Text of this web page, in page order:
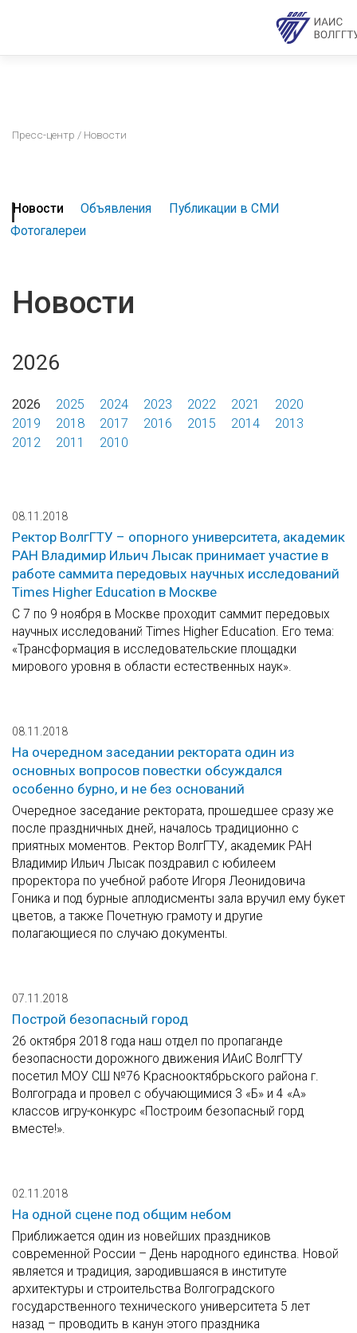
Пресс-центр / Новости
Новости Объявления
Публикации в СМИ
Фотогалереи
Новости
2026
2026 2025 2024 2023 2022 2021
2020
2019
2018 2017 2016 2015 2014
2013
2012
2011 2010
08.11.2018
Ректор ВолгГТУ – опорного университета, академик
РАН Владимир Ильич Лысак принимает участие в
работе саммита передовых научных исследований
Times Higher Education в Москве
С 7 по 9 ноября в Москве проходит саммит передовых
научных исследований Times Higher Education. Его тема:
«Трансформация в исследовательские площадки
мирового уровня в области естественных наук».
08.11.2018
На очередном заседании ректората один из
основных вопросов повестки обсуждался
особенно бурно, и не без оснований
Очередное заседание ректората, прошедшее сразу же
после праздничных дней, началось традиционно с
приятных моментов. Ректор ВолгГТУ, академик РАН
Владимир Ильич Лысак поздравил с юбилеем
проректора по учебной работе Игоря Леонидовича
Гоника и под бурные аплодисменты зала вручил ему букет
цветов, а также Почетную грамоту и другие
полагающиеся по случаю документы.
07.11.2018
Построй безопасный город
26 октября 2018 года наш отдел по пропаганде
безопасности дорожного движения ИАиС ВолгГТУ
посетил МОУ СШ №76 Краснооктябрьского района г.
Волгограда и провел с обучающимися 3 «Б» и 4 «А»
классов игру-конкурс «Построим безопасный горд
вместе!».
02.11.2018
На одной сцене под общим небом
Приближается один из новейших праздников
современной России – День народного единства. Новой
является и традиция, зародившаяся в институте
архитектуры и строительства Волгоградского
государственного технического университета 5 лет
назад – проводить в канун этого праздника